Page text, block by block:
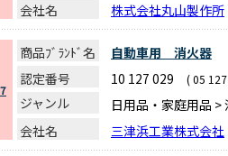
会社名
株式会社丸山製作所
商品ﾌﾞﾗﾝﾄﾞ名
自動車用 消火器
認定番号
10 127 029 ( 05
ジャンル
日用品・家庭用品 >
会社名
三津浜工業株式会社